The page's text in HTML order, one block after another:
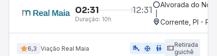
02:31 12:31
Duração: 10h
Alvorada do
Corrente, PI -
6,3 Viação Real Maia airline_seat_legroom_extra ac_unit wc
Retirada
guichê